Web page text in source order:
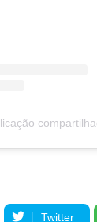
Twitter